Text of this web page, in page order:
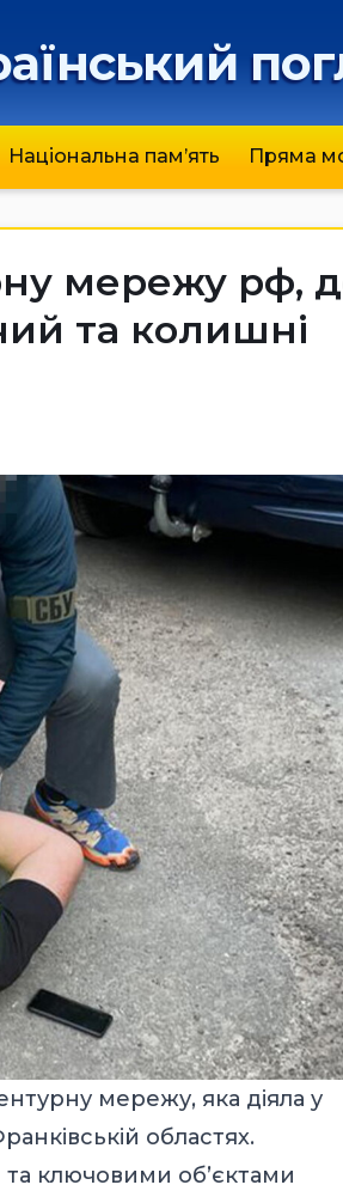
Національна пам’ять Пряма
мережу рф,
та колишні
мережу, яка діяла у
областях.
ключовими об’єктами